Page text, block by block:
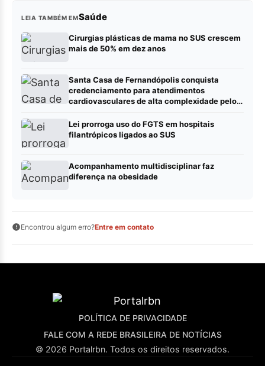
LEIA TAMBÉM EMSaúde
Cirurgias plásticas de mama no SUS crescem
mais de 50% em dez anos
Santa Casa de Fernandópolis conquista
credenciamento para atendimentos
cardiovasculares de alta complexidade pelo
Lei prorroga uso do FGTS em hospitais
filantrópicos ligados ao SUS
Acompanhamento multidisciplinar faz
diferença na obesidade
Encontrou algum erro?Entre em contato
POLÍTICA DE PRIVACIDADE
FALE COM A REDE BRASILEIRA DE NOTÍCIAS
© 2026 Portalrbn. Todos os direitos reservados.